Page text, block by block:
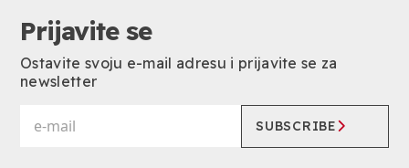
Prijavite se
Ostavite svoju e-mail adresu i prijavite se za
newsletter
SUBSCRIBE